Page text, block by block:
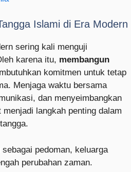
Islami di Era Modern
sering kali menguji
karena itu, membangun
komitmen untuk tetap
Menjaga waktu bersama
dan menyeimbangkan
langkah penting dalam
pedoman, keluarga
perubahan zaman.